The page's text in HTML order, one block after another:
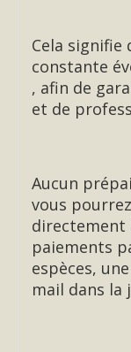
Cela signifie
constante
, afin de
et de
Aucun
vous
directement
paiements
espèces,
mail dans la